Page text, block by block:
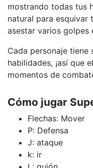
mostrando todas tus
natural para esquivar
asestar varios golpes
Cada personaje
habilidades, ¡así que
momentos de
Cómo jugar
Flechas: Mover
P: Defensa
J: ataque
k: ir